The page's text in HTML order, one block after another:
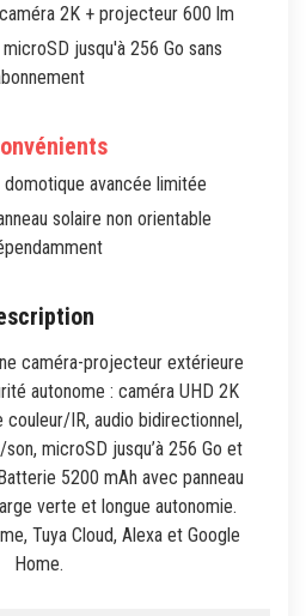
2K + projecteur 600 lm
jusqu'à 256 Go sans
avancée limitée
solaire non orientable
caméra-projecteur extérieure
autonome : caméra UHD 2K
IR, audio bidirectionnel,
microSD jusqu’à 256 Go et
5200 mAh avec panneau
verte et longue autonomie.
Tuya Cloud, Alexa et Google
Home.